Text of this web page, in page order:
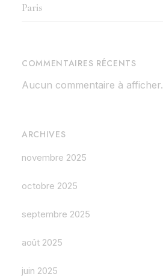
Paris
COMMENTAIRES RÉCENTS
Aucun commentaire à afficher.
ARCHIVES
novembre 2025
octobre 2025
septembre 2025
août 2025
juin 2025